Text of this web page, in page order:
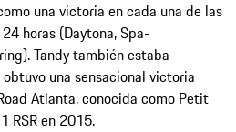
una victoria en cada una de las
horas (Daytona, Spa-
Tandy también estaba
una sensacional victoria
Atlanta, conocida como Petit
RSR en 2015.